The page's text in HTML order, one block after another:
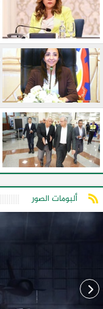
ألبومات الصور